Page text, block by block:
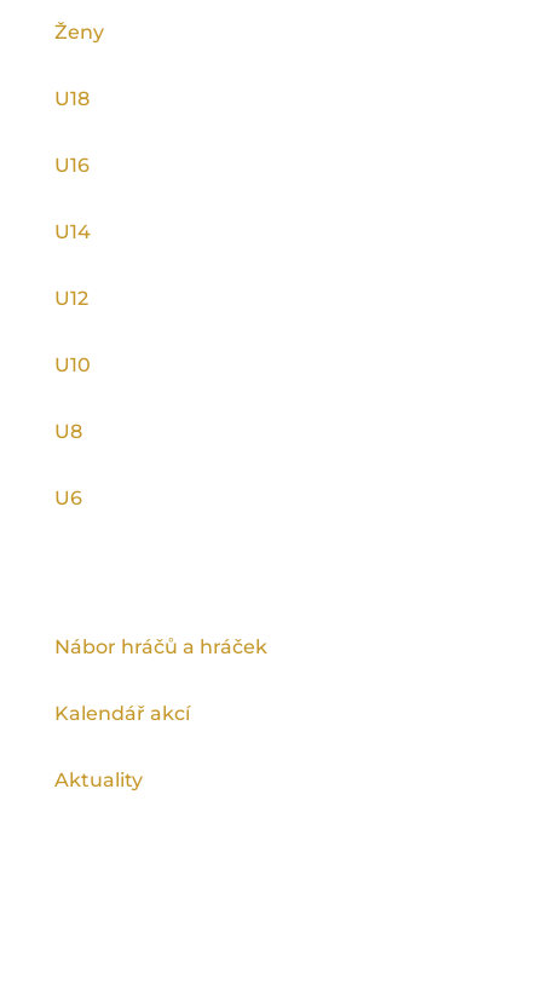
Ženy
U18
U16
U14
U12
U10
U8
U6
Nábor hráčů a hráček
Kalendář akcí
Aktuality